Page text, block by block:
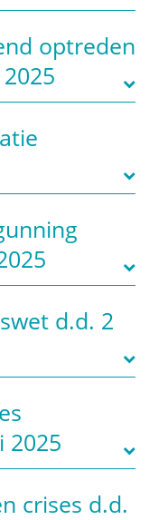
optreden
d.d. 2
2025
crises d.d.